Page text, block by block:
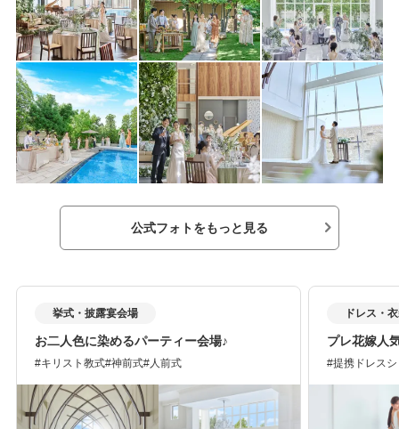
公式フォトをもっと見る
挙式・披露宴会場
お二人色に染めるパーティー会場♪
キリスト教式 神前式 人前式
ドレス・
プレ花嫁人
提携ドレス